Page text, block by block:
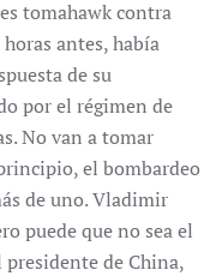
tomahawk contra
antes, había
de su
por el régimen de
No van a tomar
el bombardeo
de uno. Vladimir
puede que no sea el
de China,